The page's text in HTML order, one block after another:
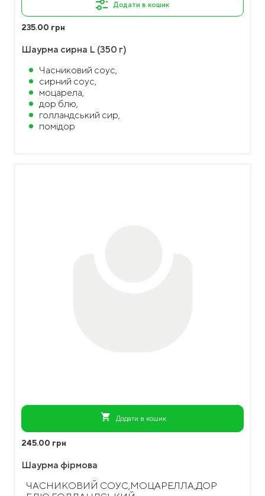
Додати в кошик
235.00 грн
Шаурма сирна L (350 г)
Часниковий соус,
сирний соус,
моцарела,
дор блю,
голландський сир,
помідор
shopping_cart Додати в кошик
245.00 грн
Шаурма фірмова
ЧАСНИКОВИЙ СОУС,МОЦАРЕЛЛА,ДОР